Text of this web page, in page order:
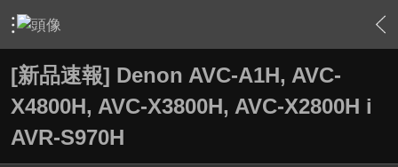
› 家庭劇院 › 擴大機討論區 › 內容
[新品速報] Denon AVC-A1H, AVC-
X4800H, AVC-X3800H, AVC-X2800H i
AVR-S970H